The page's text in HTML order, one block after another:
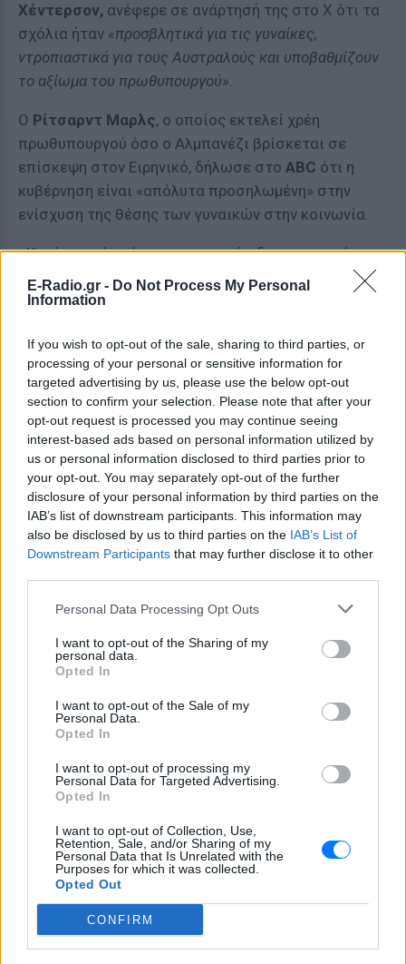
E-Radio.gr - Do Not Process My Personal
Information
If you wish to opt-out of the sale, sharing to third parties, or
processing of your personal or sensitive information for
targeted advertising by us, please use the below opt-out
section to confirm your selection. Please note that after your
opt-out request is processed you may continue seeing
interest-based ads based on personal information utilized by
us or personal information disclosed to third parties prior to
your opt-out. You may separately opt-out of the further
disclosure of your personal information by third parties on the
IAB’s list of downstream participants. This information may
also be disclosed by us to third parties on the IAB’s List of
Downstream Participants that may further disclose it to other
Personal Data Processing Opt Outs
I want to opt-out of the Sharing of my
personal data.
Opted In
I want to opt-out of the Sale of my
Personal Data.
Opted In
I want to opt-out of processing my
Personal Data for Targeted Advertising.
Opted In
I want to opt-out of Collection, Use,
Retention, Sale, and/or Sharing of my
Personal Data that Is Unrelated with the
Purposes for which it was collected.
Opted Out
CONFIRM
Χέντερσον, ανέφερε σε ανάρτησή της στο X ότι τα
σχόλια ήταν «προσβλητικά για τις γυναίκες,
ντροπιαστικά για τους Αυστραλούς και υποβαθμίζουν
το αξίωμα του πρωθυπουργού».
Ο Ρίτσαρντ Μαρλς, ο οποίος εκτελεί χρέη
πρωθυπουργού όσο ο Αλμπανέζι βρίσκεται σε
επίσκεψη στον Ειρηνικό, δήλωσε στο ABC ότι η
κυβέρνηση είναι «απόλυτα προσηλωμένη» στην
ενίσχυση της θέσης των γυναικών στην κοινωνία.
«Κατά καιρούς κάνουμε προφανώς διαφορετικού
τύπου συνεντεύξεις από αυτή που κάνουμε τώρα,
αλλά το άλλο σημείο που πρέπει να τονιστεί είναι ότι η
η πρώτη στην ιστορία που έχει ισότητα στον αριθμό
ανδρών και γυναικών στο υπουργικό συμβούλιο»,
δήλωσε στο πρόγραμμα Radio National Breakfast.
Στην ίδια συνέντευξη, ο Αλμπανέζι ρωτήθηκε και
για το χειρότερο δώρο που έχει λάβει σε ταξίδι
στο εξωτερικό. Απάντησε ότι ένα «παράξενο», αλλά
τελικά «αρκετά καλό» δώρο ήταν αυτό της
πρωθυπουργού της Ιαπωνίας,Σανάε Τακαΐτσι,η
οποία του είχε φέρει δύο πεπόνια.
σχολίασε η Όσμπορν, με τον Αλμπανέζι να χαμογελά
και να κάνει χειρονομία μπροστά από το στήθος
Η Αυστραλία είναι γνωστή για την ανεπίσημη και
χαλαρή πολιτική της κουλτούρα, με τους πολιτικούς
ερωτήσεις που αφορούν την ποπ κουλτούρα, τον
αθλητισμό και την καθημερινότητα.
ΔΙΑΒΑΣΤΕ ΑΚΟΜΗ
Ο «βίος και πολιτεία» του
Τζέιμς Δαλαμάγκα – Από